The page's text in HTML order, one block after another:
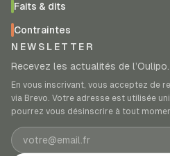
Faits & dits
Contraintes
NEWSLETTER
Recevez les actualités de l’Oulipo.
En vous inscrivant, vous acceptez de
via Brevo. Votre adresse est utilisée
pourrez vous désinscrire à tout
Adresse e-mail